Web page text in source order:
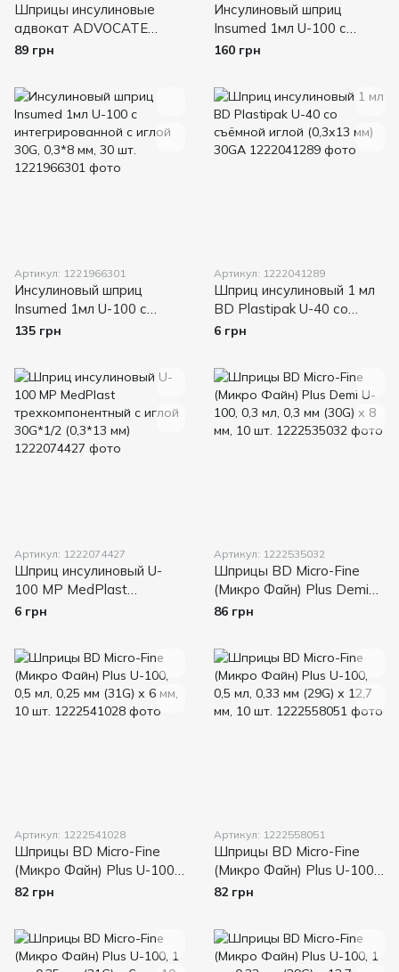
Шприцы инсулиновые
адвокат ADVOCATE
Syringes 31G, 10 шт
89 грн
Инсулиновый шприц
Insumed 1мл U-100 с
интегрированной с иглой
160 грн
Артикул: 1221966301
Инсулиновый шприц
Insumed 1мл U-100 с
интегрированной с иглой
135 грн
Артикул: 1222041289
Шприц инсулиновый 1 мл
BD Plastipak U-40 со
съёмной иглой (0,3х13 мм)
6 грн
Артикул: 1222074427
Шприц инсулиновый U-
100 MP MedPlast
трехкомпонентный с
6 грн
Артикул: 1222535032
Шприцы BD Micro-Fine
(Микро Файн) Plus Demi
U-100, 0,3 мл, 0,3 мм (30G)
86 грн
Артикул: 1222541028
Шприцы BD Micro-Fine
(Микро Файн) Plus U-100,
0,5 мл, 0,25 мм (31G) х 6
82 грн
Артикул: 1222558051
Шприцы BD Micro-Fine
(Микро Файн) Plus U-100,
0,5 мл, 0,33 мм (29G) х
82 грн